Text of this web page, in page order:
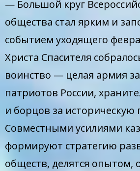
— Большой круг
общества стал ярким и
событием уходящего
Христа Спасителя
воинство — целая армия
патриотов России,
и борцов за историческую
Совместными усилиями
формируют стратегию
обществ, делятся опытом,